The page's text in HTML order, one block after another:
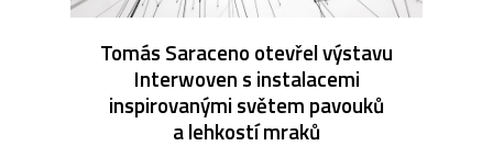
Tomás Saraceno otevřel výstavu
Interwoven s instalacemi
inspirovanými světem pavouků
a lehkostí mraků